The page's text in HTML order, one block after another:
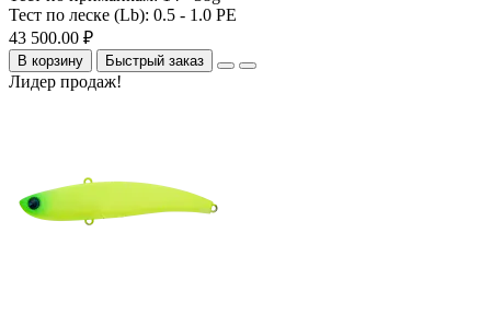
Тест по леске (Lb): 0.5 - 1.0 PE
43 500.00 ₽
В корзину Быстрый заказ
Лидер продаж!